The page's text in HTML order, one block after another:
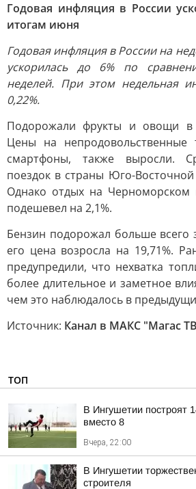
Годовая инфляция в России
итогам июня
Годовая инфляция в России на
ускорилась до 6% по
неделей. При этом недельная
0,22%.
Подорожали фрукты и овощи в
Цены на непродовольственные
смартфоны, также выросли.
поездок в страны Юго-Восточной
Однако отдых на Черноморском
подешевел на 2,1%.
Бензин подорожал больше всего
его цена возросла на 19,71%.
предупредили, что нехватка
более длительное и заметное
чем это наблюдалось в
Источник: Канал в МАКС "Магас
ТОП
В Ингушетии построят
вместо 8
Вчера, 22:00
В Ингушетии
строителя